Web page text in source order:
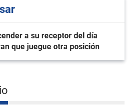
a su receptor del día
que juegue otra posición